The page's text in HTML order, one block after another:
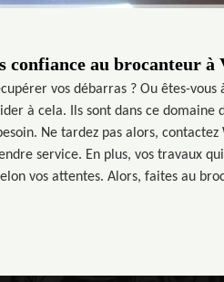
confiance au brocanteur à
vos débarras ? Ou êtes-
à cela. Ils sont dans ce domaine
Ne tardez pas alors,
service. En plus, vos travaux
vos attentes. Alors, faites au